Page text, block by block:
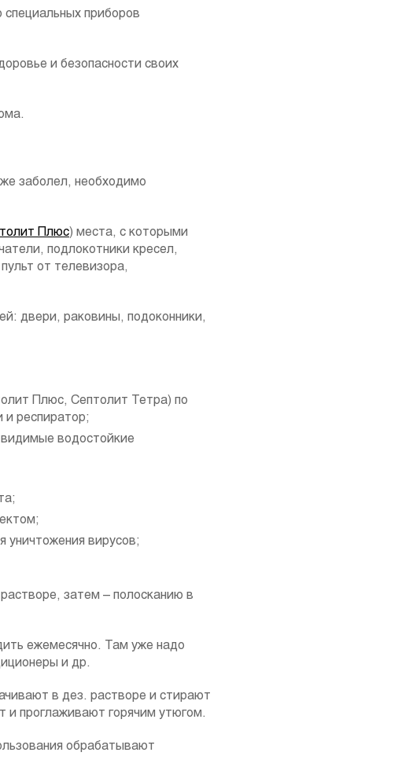
приборов
и безопасности своих
заболел, необходимо
Плюс) места, с которыми
подлокотники кресел,
от телевизора,
двери, раковины, подоконники,
Плюс, Септолит Тетра) по
и респиратор;
водостойкие
уничтожения вирусов;
затем – полосканию в
ежемесячно. Там уже надо
и др.
в дез. растворе и стирают
проглаживают горячим утюгом.
обрабатывают